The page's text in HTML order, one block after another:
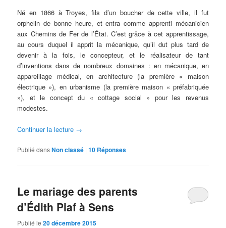
Né en 1866 à Troyes, fils d’un boucher de cette ville, il fut
orphelin de bonne heure, et entra comme apprenti mécanicien
aux Chemins de Fer de l’État. C’est grâce à cet apprentissage,
au cours duquel il apprit la mécanique, qu’il dut plus tard de
devenir à la fois, le concepteur, et le réalisateur de tant
d’inventions dans de nombreux domaines : en mécanique, en
appareillage médical, en architecture (la première « maison
électrique »), en urbanisme (la première maison « préfabriquée
»), et le concept du « cottage social » pour les revenus
modestes.
Continuer la lecture →
Publié dansNon classé |10 Réponses
Le mariage des parents
d’Édith Piaf à Sens
Publié le20 décembre 2015